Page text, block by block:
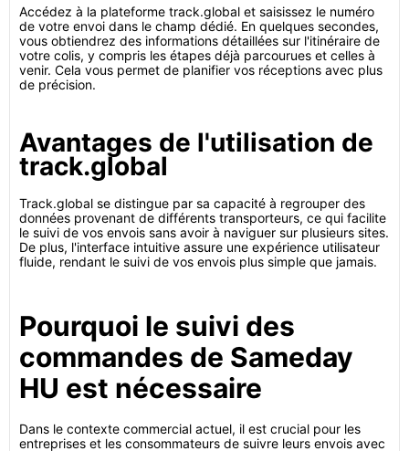
Accédez à la plateforme track.global et saisissez le numéro
de votre envoi dans le champ dédié. En quelques secondes,
vous obtiendrez des informations détaillées sur l'itinéraire de
votre colis, y compris les étapes déjà parcourues et celles à
venir. Cela vous permet de planifier vos réceptions avec plus
de précision.
Avantages de l'utilisation de
track.global
Track.global se distingue par sa capacité à regrouper des
données provenant de différents transporteurs, ce qui facilite
le suivi de vos envois sans avoir à naviguer sur plusieurs sites.
De plus, l'interface intuitive assure une expérience utilisateur
fluide, rendant le suivi de vos envois plus simple que jamais.
Pourquoi le suivi des
commandes de Sameday
HU est nécessaire
Dans le contexte commercial actuel, il est crucial pour les
entreprises et les consommateurs de suivre leurs envois avec